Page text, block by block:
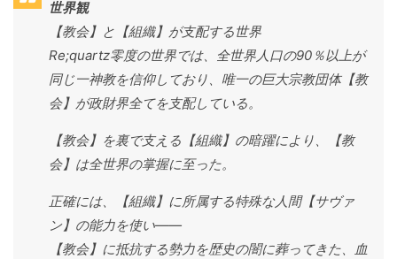
世界観
【教会】と【組織】が支配する世界
Re;quartz零度の世界では、全世界人口の90％以上が
同じ一神教を信仰しており、唯一の巨大宗教団体【教
会】が政財界全てを支配している。
【教会】を裏で支える【組織】の暗躍により、【教
会】は全世界の掌握に至った。
正確には、【組織】に所属する特殊な人間【サヴァ
ン】の能力を使い——
【教会】に抵抗する勢力を歴史の闇に葬ってきた、血